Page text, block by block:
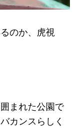
のか、虎視
まれた公園で
カンスらしく